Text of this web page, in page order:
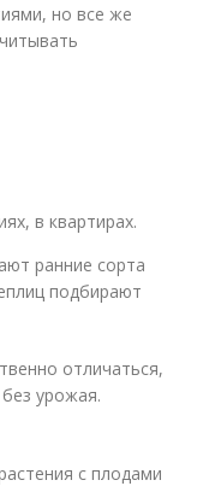
но все же
в квартирах.
ранние сорта
подбирают
отличаться,
урожая.
с плодами